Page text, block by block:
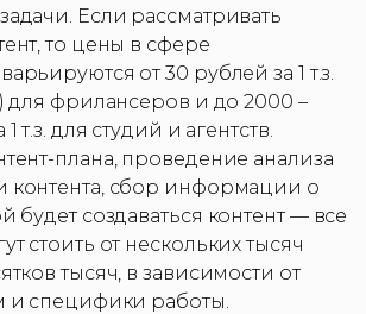
Если рассматривать
то цены в сфере
от 30 рублей за 1 т.з.
для фрилансеров и до 2000 –
т.з. для студий и агентств.
плана, проведение анализа
контента, сбор информации о
будет создаваться контент — все
стоить от нескольких тысяч
тысяч, в зависимости от
и специфики работы.